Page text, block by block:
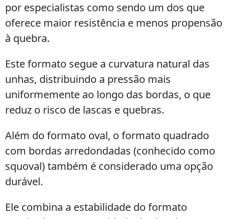
por especialistas como sendo um dos que
oferece maior resistência e menos propensão
à quebra.
Este formato segue a curvatura natural das
unhas, distribuindo a pressão mais
uniformemente ao longo das bordas, o que
reduz o risco de lascas e quebras.
Além do formato oval, o formato quadrado
com bordas arredondadas (conhecido como
squoval) também é considerado uma opção
durável.
Ele combina a estabilidade do formato